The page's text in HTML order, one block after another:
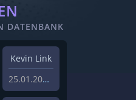
DATENBANK
Kevin Link
25.01.2024